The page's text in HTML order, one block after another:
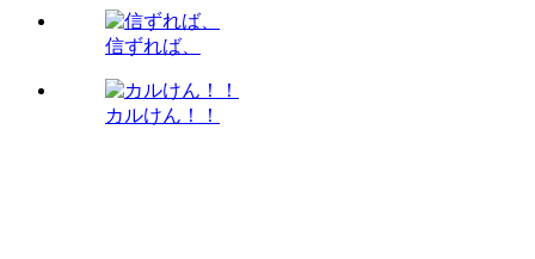
信ずれば、
カルけん！！